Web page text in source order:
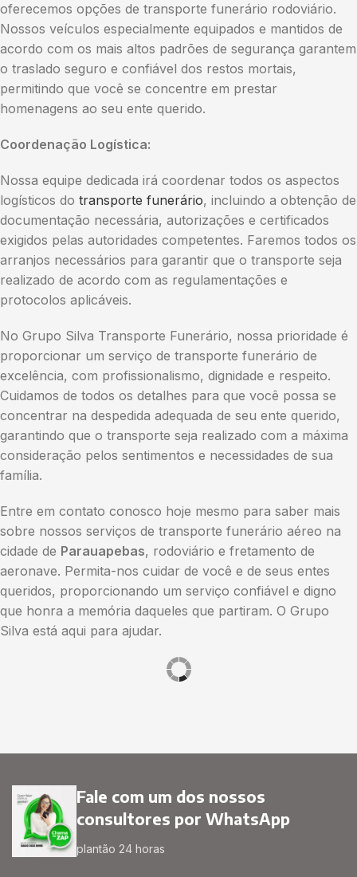
oferecemos opções de transporte funerário rodoviário.
Nossos veículos especialmente equipados e mantidos de
acordo com os mais altos padrões de segurança garantem
o traslado seguro e confiável dos restos mortais,
permitindo que você se concentre em prestar
homenagens ao seu ente querido.
Coordenação Logística:
Nossa equipe dedicada irá coordenar todos os aspectos
logísticos do transporte funerário, incluindo a obtenção de
documentação necessária, autorizações e certificados
exigidos pelas autoridades competentes. Faremos todos os
arranjos necessários para garantir que o transporte seja
realizado de acordo com as regulamentações e
protocolos aplicáveis.
No Grupo Silva Transporte Funerário, nossa prioridade é
proporcionar um serviço de transporte funerário de
excelência, com profissionalismo, dignidade e respeito.
Cuidamos de todos os detalhes para que você possa se
concentrar na despedida adequada de seu ente querido,
garantindo que o transporte seja realizado com a máxima
consideração pelos sentimentos e necessidades de sua
família.
Entre em contato conosco hoje mesmo para saber mais
sobre nossos serviços de transporte funerário aéreo na
cidade de Parauapebas, rodoviário e fretamento de
aeronave. Permita-nos cuidar de você e de seus entes
queridos, proporcionando um serviço confiável e digno
que honra a memória daqueles que partiram. O Grupo
Silva está aqui para ajudar.
Fale com um dos nossos
consultores por WhatsApp
plantão 24 horas